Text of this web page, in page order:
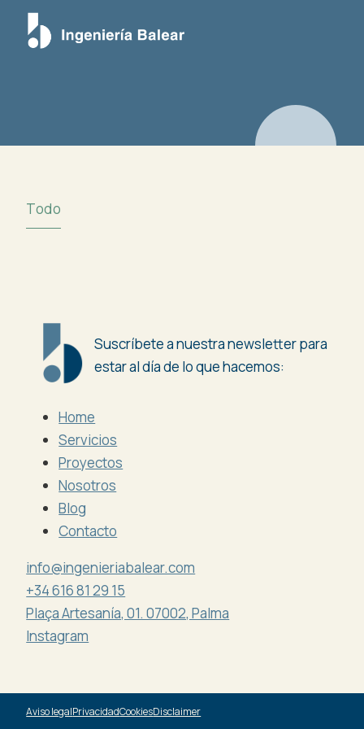
Todo
Suscríbete a nuestra newsletter para
estar al día de lo que hacemos:
Home
Servicios
Proyectos
Nosotros
Blog
Contacto
info@ingenieriabalear.com
+34 616 81 29 15
Plaça Artesanía, 01. 07002, Palma
Instagram
Aviso legalPrivacidadCookiesDisclaimer